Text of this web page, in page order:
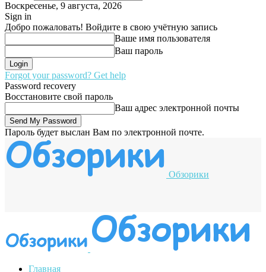
Воскресенье, 9 августа, 2026
Sign in
Добро пожаловать! Войдите в свою учётную запись
Ваше имя пользователя
Ваш пароль
Forgot your password? Get help
Password recovery
Восстановите свой пароль
Ваш адрес электронной почты
Пароль будет выслан Вам по электронной почте.
Обзорики
Главная